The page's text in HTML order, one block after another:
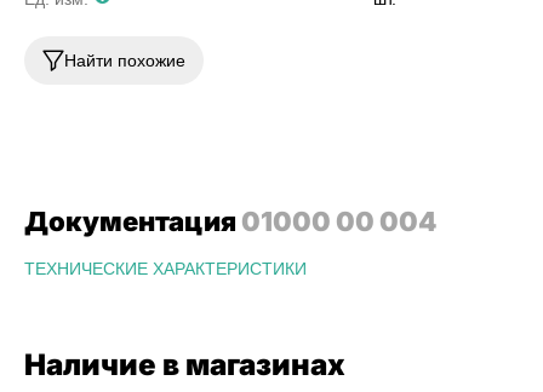
Найти похожие
Документация 01000 00 004
ТЕХНИЧЕСКИЕ ХАРАКТЕРИСТИКИ
Наличие в магазинах